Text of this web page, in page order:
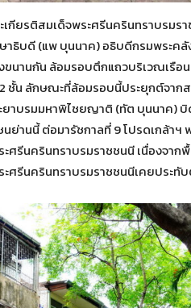
กียรติสมเด็จพระศรีนครินทราบรมร
ธิบดี (แพ บุนนาค) อธิบดีกรมพระคลั
นานกัน ล้อมรอบตึกแถวบริเวณเรือ
ชั้น ลักษณะที่ล้อมรอบนี้ประยุกต์จาก
ยาบรมมหาพิไชยญาติ (ทัต บุนนาค)
านนี้ ต่อมารัชกาลที่ 9 โปรดเกล้าฯ
ศรีนครินทราบรมราชชนนี เนื่องจาก
ศรีนครินทราบรมราชชนนีเคยประทั